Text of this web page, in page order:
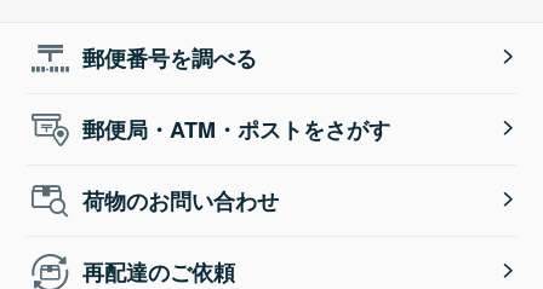
郵便番号を調べる
郵便局・ATM・ポストをさがす
荷物のお問い合わせ
再配達のご依頼